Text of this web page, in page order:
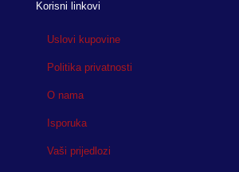
Korisni linkovi
Uslovi kupovine
Politika privatnosti
O nama
Isporuka
Vaši prijedlozi